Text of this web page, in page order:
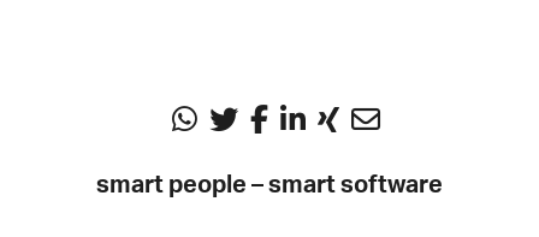
smart people – smart software